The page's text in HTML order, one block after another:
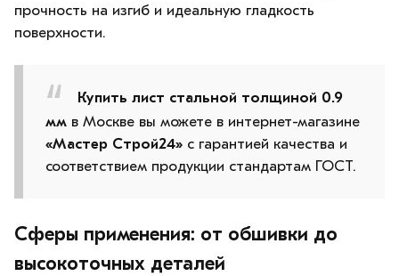
прочность на изгиб и идеальную гладкость
поверхности.
Купить лист стальной толщиной 0.9
мм в Москве вы можете в интернет-магазине
«Мастер Строй24» с гарантией качества и
соответствием продукции стандартам ГОСТ.
Сферы применения: от обшивки до
высокоточных деталей